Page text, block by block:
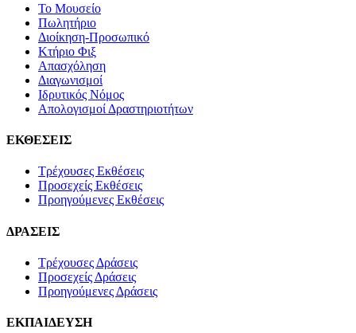
Το Μουσείο
Πωλητήριο
Διοίκηση-Προσωπικό
Κτήριο Φιξ
Απασχόληση
Διαγωνισμοί
Ιδρυτικός Νόμος
Απολογισμοί Δραστηριοτήτων
ΕΚΘΕΣΕΙΣ
Τρέχουσες Εκθέσεις
Προσεχείς Εκθέσεις
Προηγούμενες Εκθέσεις
ΔΡΑΣΕΙΣ
Τρέχουσες Δράσεις
Προσεχείς Δράσεις
Προηγούμενες Δράσεις
ΕΚΠΑΙΔΕΥΣΗ